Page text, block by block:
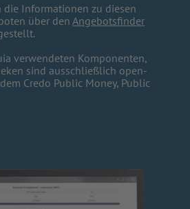
die Informationen zu diesen
über den Angebotsfinder
verwendeten Komponenten,
sind ausschließlich open-
Credo Public Money, Public